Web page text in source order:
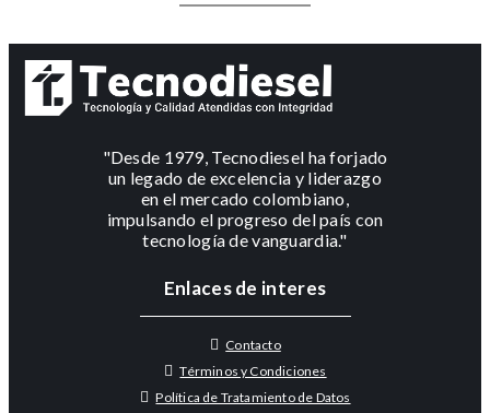
"Desde 1979, Tecnodiesel ha forjado
un legado de excelencia y liderazgo
en el mercado colombiano,
impulsando el progreso del país con
tecnología de vanguardia."
Enlaces de interes
Contacto
Términos y Condiciones
Política de Tratamiento de Datos